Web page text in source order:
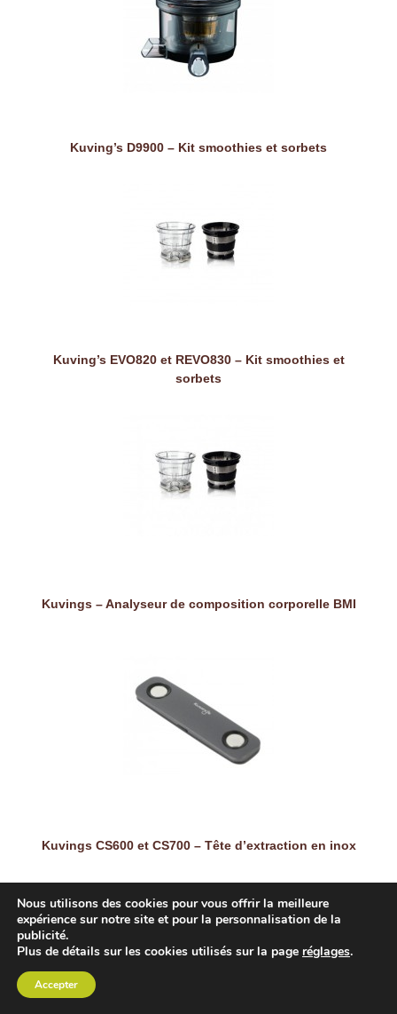
Kuving’s D9900 – Kit smoothies et sorbets
Kuving’s EVO820 et REVO830 – Kit smoothies et
sorbets
Kuvings – Analyseur de composition corporelle BMI
Kuvings CS600 et CS700 – Tête d’extraction en inox
Nous utilisons des cookies pour vous offrir la meilleure
expérience sur notre site et pour la personnalisation de la
publicité.
Plus de détails sur les cookies utilisés sur la page réglages.
Accepter